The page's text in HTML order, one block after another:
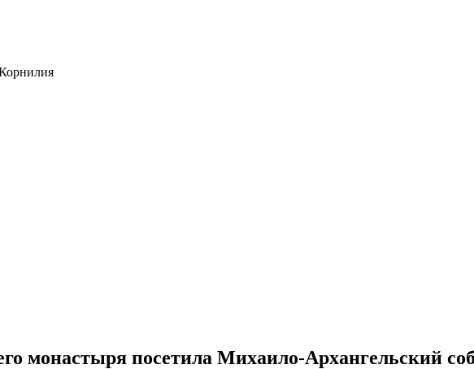
монастыря посетила Михаило-Архангельский